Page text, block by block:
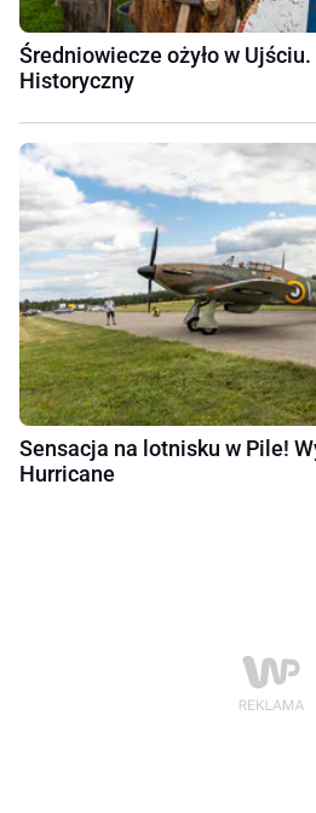
Średniowiecze ożyło w
Historyczny
Sensacja na lotnisku w Pile!
Hurricane